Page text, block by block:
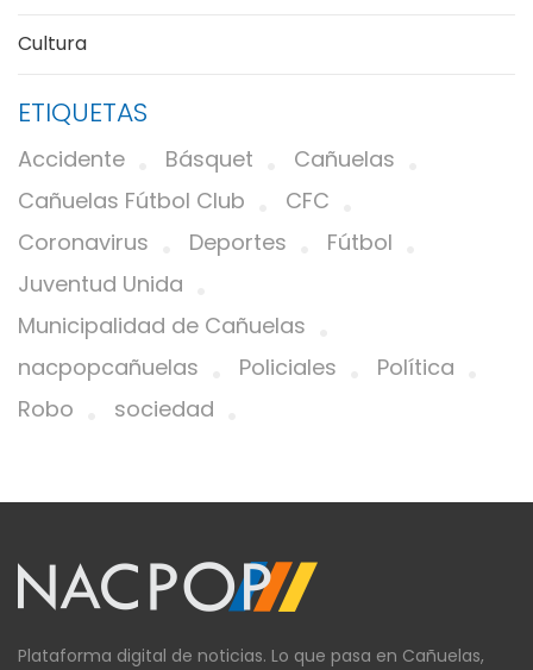
Cultura
ETIQUETAS
Accidente Básquet
Cañuelas
Cañuelas Fútbol Club
CFC
Coronavirus
Deportes
Fútbol
Juventud Unida
Municipalidad de Cañuelas
nacpopcañuelas
Policiales
Política
Robo
sociedad
Plataforma digital de noticias. Lo que pasa en Cañuelas,